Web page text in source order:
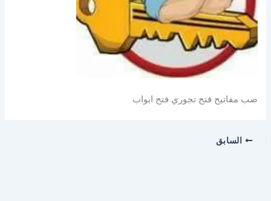
صب مفاتيح فتح تجوري فتح ابواب
السابق